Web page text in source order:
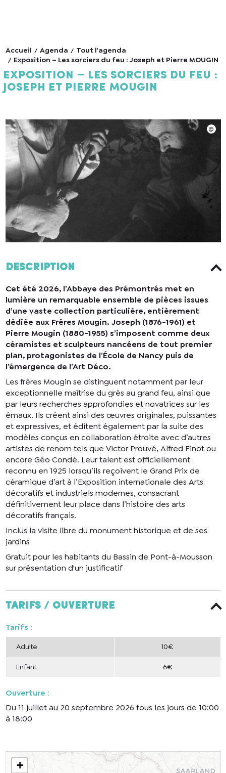
Accueil Agenda
Tout l'agenda
Exposition – Les sorciers du feu : Joseph et Pierre MOUGIN
Exposition – Les sorciers du feu :
Joseph et Pierre MOUGIN
Description
Cet été 2026, l’Abbaye des Prémontrés met en
lumière un remarquable ensemble de pièces issues
d’une vaste collection particulière, entièrement
dédiée aux Frères Mougin. Joseph (1876-1961) et
Pierre Mougin (1880-1955) s’imposent comme deux
céramistes et sculpteurs nancéens de tout premier
plan, protagonistes de l’École de Nancy puis de
l’émergence de l’Art Déco.
Les frères Mougin se distinguent notamment par leur
exceptionnelle maîtrise du grès au grand feu, ainsi que
par leurs recherches approfondies et novatrices sur les
émaux. Ils créent ainsi des œuvres originales, puissantes
et expressives, et éditent également par la suite des
modèles conçus en collaboration étroite avec d’autres
artistes de renom tels que Victor Prouvé, Alfred Finot ou
encore Géo Condé. Leur talent est officiellement
reconnu en 1925 lorsqu’ils reçoivent le Grand Prix de
céramique d’art à l’Exposition internationale des Arts
décoratifs et industriels modernes, consacrant
définitivement leur place dans l’histoire des arts
décoratifs français.
Inclus la visite libre du monument historique et de ses
jardins
Gratuit pour les habitants du Bassin de Pont-à-Mousson
sur présentation d'un justificatif
Tarifs / ouverture
Tarifs :
Adulte 10€
Enfant 6€
Ouverture :
Du 11 juillet au 20 septembre 2026 tous les jours de 10:00
à 18:00
+